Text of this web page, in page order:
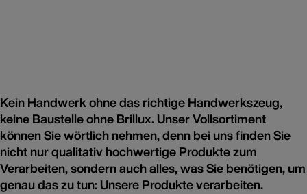
Kein Handwerk ohne das richtige Handwerkszeug,
keine Baustelle ohne Brillux. Unser Vollsortiment
können Sie wörtlich nehmen, denn bei uns finden Sie
nicht nur qualitativ hochwertige Produkte zum
Verarbeiten, sondern auch alles, was Sie benötigen, um
genau das zu tun: Unsere Produkte verarbeiten.